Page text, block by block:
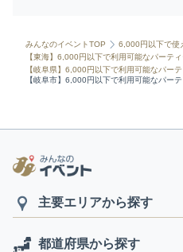
みんなのイベントTOP
6,000円以下で使
【東海】6,000円以下で利用可能なパーテ
【岐阜県】6,000円以下で利用可能なパー
【岐阜市】6,000円以下で利用可能なパー
主要エリアから探す
都道府県から探す